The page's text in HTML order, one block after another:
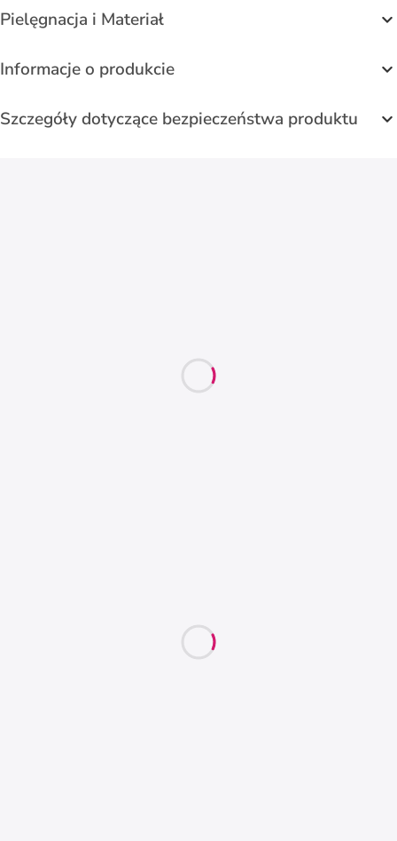
Pielęgnacja i Materiał
Informacje o produkcie
Szczegóły dotyczące bezpieczeństwa produktu